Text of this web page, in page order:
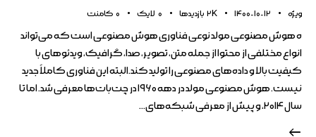
ویژه 1400-10-12
2K بازدیدها 0 لایک 0 کامنت
ه هوش مصنوعی مولد نوعی فناوری هوش مصنوعی است که می‌تواند
انواع مختلفی از محتوا از جمله متن، تصویر، صدا، گرافیک، ویدئوهای با
کیفیت بالا و داده‌های مصنوعی را تولید کند.البته این فناوری کاملاً جدید
نیست. هوش مصنوعی مولد در دهه ۱۹۶۰ در چت‌بات‌ها معرفی شد. اما تا
سال ۲۰۱۴، و پیش از معرفی شبکه‌های…